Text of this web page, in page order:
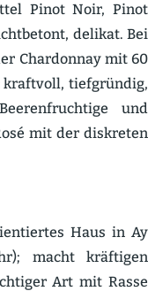
Pinot Noir, Pinot
delikat. Bei
Chardonnay mit 60
kraftvoll, tiefgründig,
und
mit der diskreten
Haus in Ay
macht kräftigen
Art mit Rasse